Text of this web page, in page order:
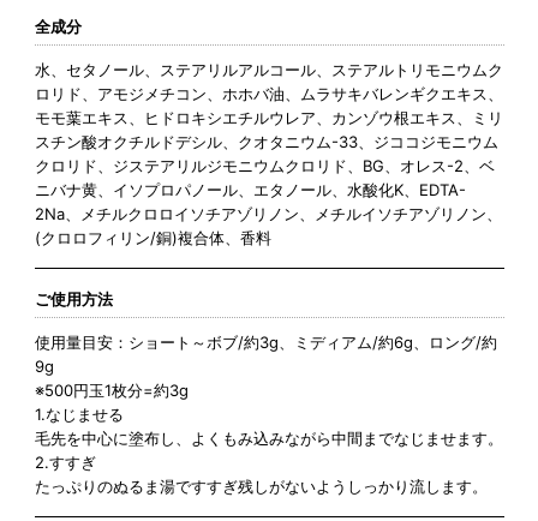
全成分
水、セタノール、ステアリルアルコール、ステアルトリモニウムク
ロリド、アモジメチコン、ホホバ油、ムラサキバレンギクエキス、
モモ葉エキス、ヒドロキシエチルウレア、カンゾウ根エキス、ミリ
スチン酸オクチルドデシル、クオタニウム-33、ジココジモニウム
クロリド、ジステアリルジモニウムクロリド、BG、オレス-2、ベ
ニバナ黄、イソプロパノール、エタノール、水酸化K、EDTA-
2Na、メチルクロロイソチアゾリノン、メチルイソチアゾリノン、
(クロロフィリン/銅)複合体、香料
ご使用方法
使用量目安：ショート～ボブ/約3g、ミディアム/約6g、ロング/約
9g
※500円玉1枚分=約3g
1.なじませる
毛先を中心に塗布し、よくもみ込みながら中間までなじませます。
2.すすぎ
たっぷりのぬるま湯ですすぎ残しがないようしっかり流します。